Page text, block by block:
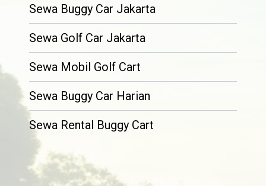
Sewa Buggy Car Jakarta
Sewa Golf Car Jakarta
Sewa Mobil Golf Cart
Sewa Buggy Car Harian
Sewa Rental Buggy Cart